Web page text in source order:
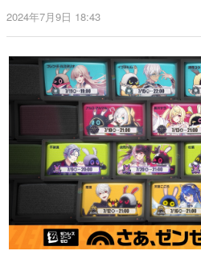
ゲーム世代の作家た
ゲームに多大な影響を受
画です。
日本モバイルゲーム
日本のモバイルゲーム史
ルを網羅するほか、開発
解説を掲載。約20年の歴
若ゲのいたり〜ゲー
『うつヌケ』『ペンと箸
一先生によるゲーム業界
なんでゲームは面白
ゲーム開発者・hamatsu
具体的な形から解き明か
2024年7月9日 18:43